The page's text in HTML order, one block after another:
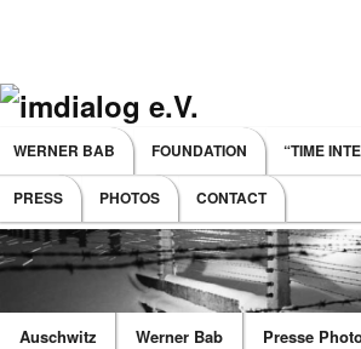
Main menu
SKIP TO PRIMARY CONTENT
SKIP TO SECONDARY CONTENT
WERNER BAB FOUNDATION “TIME
PRESS PHOTOS CONTACT
Auschwitz Werner Bab Presse